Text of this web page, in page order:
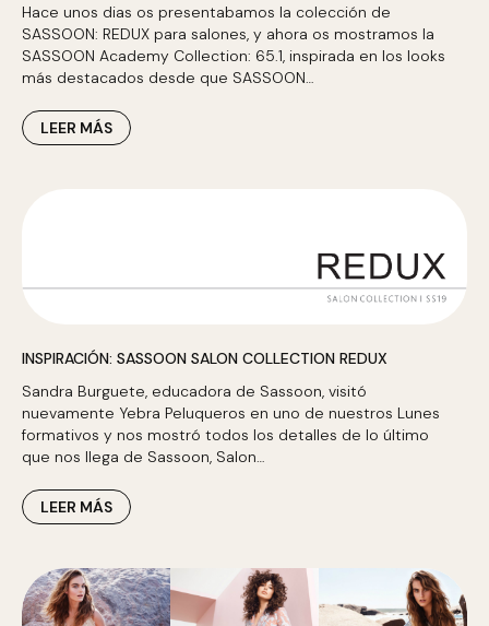
Hace unos dias os presentabamos la colección de
SASSOON: REDUX para salones, y ahora os mostramos la
SASSOON Academy Collection: 65.1, inspirada en los looks
más destacados desde que SASSOON…
LEER MÁS
INSPIRACIÓN: SASSOON SALON COLLECTION REDUX
Sandra Burguete, educadora de Sassoon, visitó
nuevamente Yebra Peluqueros en uno de nuestros Lunes
formativos y nos mostró todos los detalles de lo último
que nos llega de Sassoon, Salon…
LEER MÁS